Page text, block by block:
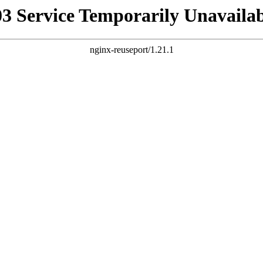
Service Temporarily
nginx-reuseport/1.21.1